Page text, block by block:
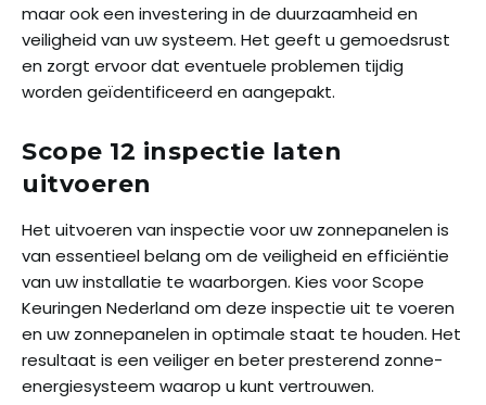
maar ook een investering in de duurzaamheid en
veiligheid van uw systeem. Het geeft u gemoedsrust
en zorgt ervoor dat eventuele problemen tijdig
worden geïdentificeerd en aangepakt.
Scope 12 inspectie laten
uitvoeren
Het uitvoeren van inspectie voor uw zonnepanelen is
van essentieel belang om de veiligheid en efficiëntie
van uw installatie te waarborgen. Kies voor Scope
Keuringen Nederland om deze inspectie uit te voeren
en uw zonnepanelen in optimale staat te houden. Het
resultaat is een veiliger en beter presterend zonne-
energiesysteem waarop u kunt vertrouwen.